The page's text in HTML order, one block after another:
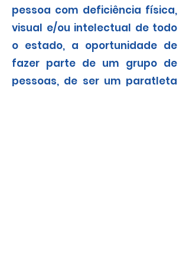
pessoa com deficiência física,
visual e/ou intelectual de todo
o estado, a oportunidade de
fazer parte de um grupo de
pessoas, de ser um paratleta